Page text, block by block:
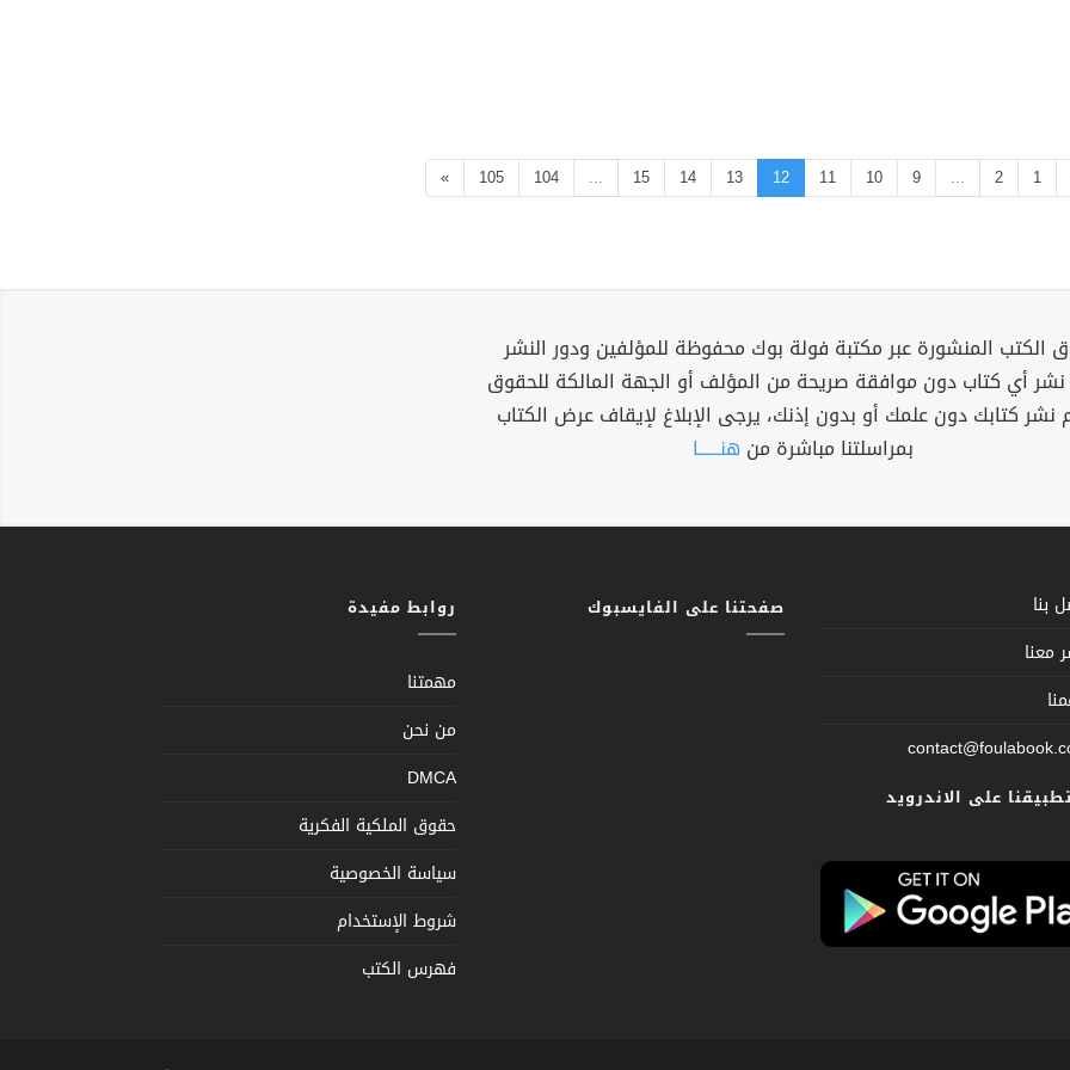
1
2
...
9
10
11
12
13
14
15
...
104
105
»
الكتب المنشورة عبر مكتبة فولة بوك محفوظة للمؤلفين ودور النشر
نشر أي كتاب دون موافقة صريحة من المؤلف أو الجهة المالكة للحقوق
نشر كتابك دون علمك أو بدون إذنك، يرجى الإبلاغ لإيقاف عرض الكتاب
بمراسلتنا مباشرة من هنــــــا
بنا
معنا
على الاندرويد
صفحتنا على الفايسبوك روابط مفيدة
مهمتنا
من نحن
DMCA
حقوق الملكية الفكرية
سياسة الخصوصية
شروط الإستخدام
فهرس الكتب